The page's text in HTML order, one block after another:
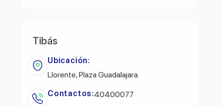
Tibás
Ubicación:
Llorente, Plaza Guadalajara.
Contactos:40400077